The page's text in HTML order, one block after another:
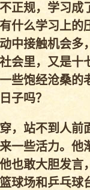
正规，学习成
什么学习上
中接触机会
会里，又是十
些饱经沧桑
子吗？
，站不到人前
一些活力。他
也敢大胆发
球场和乒乓球